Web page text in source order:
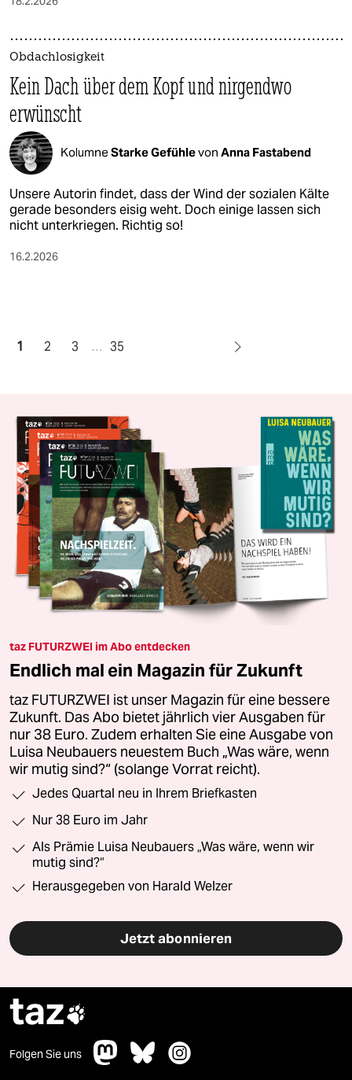
Obdachlosigkeit
Kein Dach über dem Kopf und nirgendwo
erwünscht
KolumneStarke Gefühlevon Anna Fastabend
Unsere Autorin findet, dass der Wind der sozialen Kälte
gerade besonders eisig weht. Doch einige lassen sich
nicht unterkriegen. Richtig so!
16.2.2026
1 2 3 … 35
taz FUTURZWEI im Abo entdecken
Endlich mal ein Magazin für Zukunft
taz FUTURZWEI ist unser Magazin für eine bessere
Zukunft. Das Abo bietet jährlich vier Ausgaben für
nur 38 Euro. Zudem erhalten Sie eine Ausgabe von
Luisa Neubauers neuestem Buch „Was wäre, wenn
wir mutig sind?“ (solange Vorrat reicht).
Jedes Quartal neu in Ihrem Briefkasten
Nur 38 Euro im Jahr
Als Prämie Luisa Neubauers „Was wäre, wenn wir
mutig sind?“
Herausgegeben von Harald Welzer
Jetzt abonnieren
taz
Folgen Sie uns